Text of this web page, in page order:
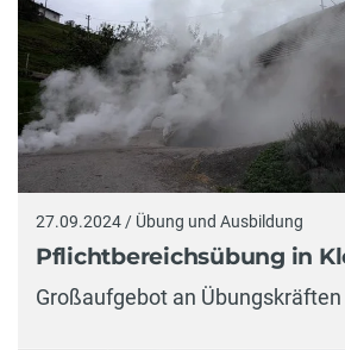
27.09.2024 / Übung und Ausbildung
Pflichtbereichsübung in
Großaufgebot an